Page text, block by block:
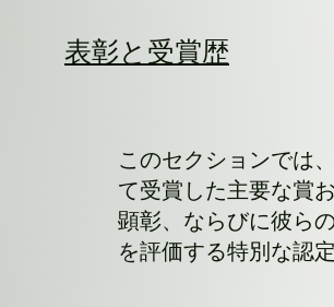
表彰と受賞歴
このセクションでは
て受賞した主要な賞
顕彰、ならびに彼ら
を評価する特別な認